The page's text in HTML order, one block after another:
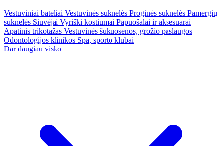
Vestuviniai bateliai Vestuvinės suknelės Proginės suknelės Pamergių
suknelės Siuvėjai Vyriški kostiumai Papuošalai ir aksesuarai
Apatinis trikotažas Vestuvinės šukuosenos, grožio paslaugos
Odontologijos klinikos Spa, sporto klubai
Dar daugiau visko